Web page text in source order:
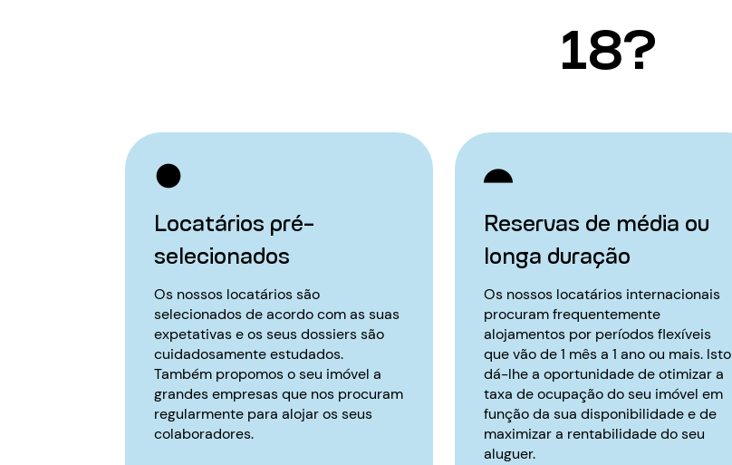
18?
Locatários pré-
selecionados
Os nossos locatários são
selecionados de acordo com as suas
expetativas e os seus dossiers são
cuidadosamente estudados.
Também propomos o seu imóvel a
grandes empresas que nos procuram
regularmente para alojar os seus
colaboradores.
Reservas de média ou
longa duração
Os nossos locatários internacionais
procuram frequentemente
alojamentos por períodos flexíveis
que vão de 1 mês a 1 ano ou mais. Isto
dá-lhe a oportunidade de otimizar a
taxa de ocupação do seu imóvel em
função da sua disponibilidade e de
maximizar a rentabilidade do seu
aluguer.